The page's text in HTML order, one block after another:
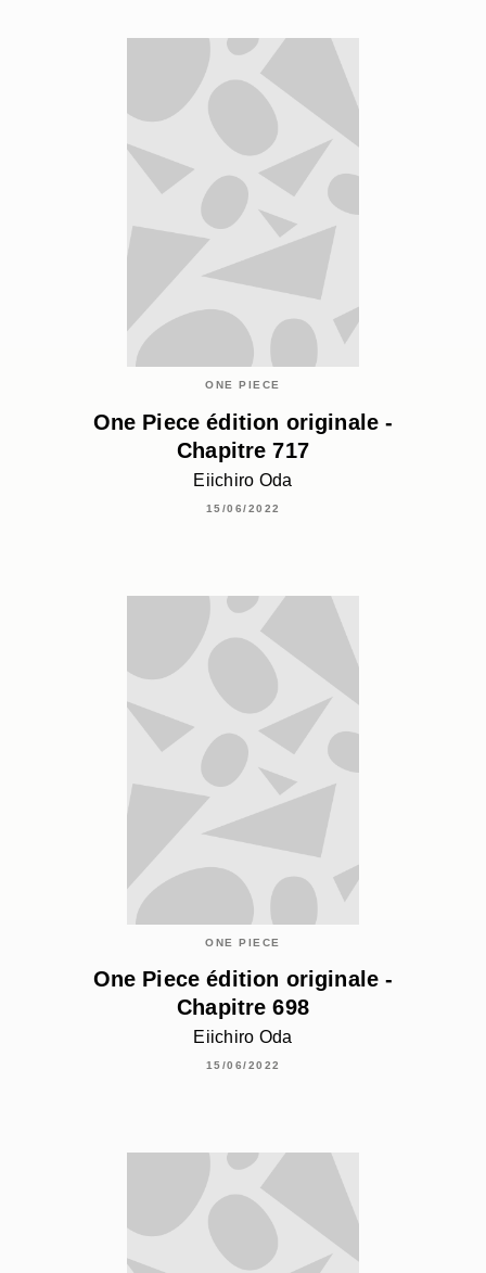
ONE PIECE
One Piece édition originale -
Chapitre 717
Eiichiro Oda
15/06/2022
ONE PIECE
One Piece édition originale -
Chapitre 698
Eiichiro Oda
15/06/2022